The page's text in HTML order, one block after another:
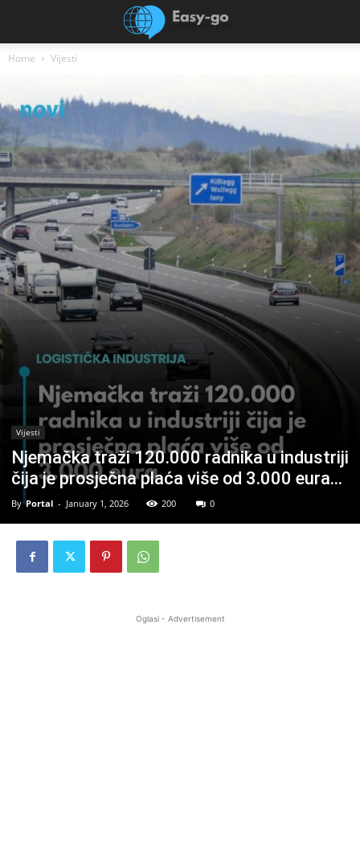
Home Vijesti
Vijesti
Njemačka traži 120.000 radnika u industriji
čija je prosječna plaća više od 3.000 eura…
By Portal - January 1, 2026 200 0
Oglasi - Advertisement